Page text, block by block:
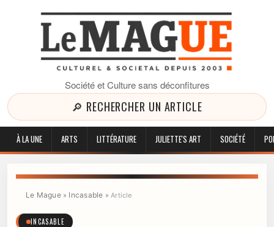
Société et Culture sans déconfitures
🔎 RECHERCHER UN ARTICLE
À LA UNE ARTS LITTÉRATURE JULIETTE'S ART SOCIÉTÉ
Le Mague» Incasable »Article
INCASABLE